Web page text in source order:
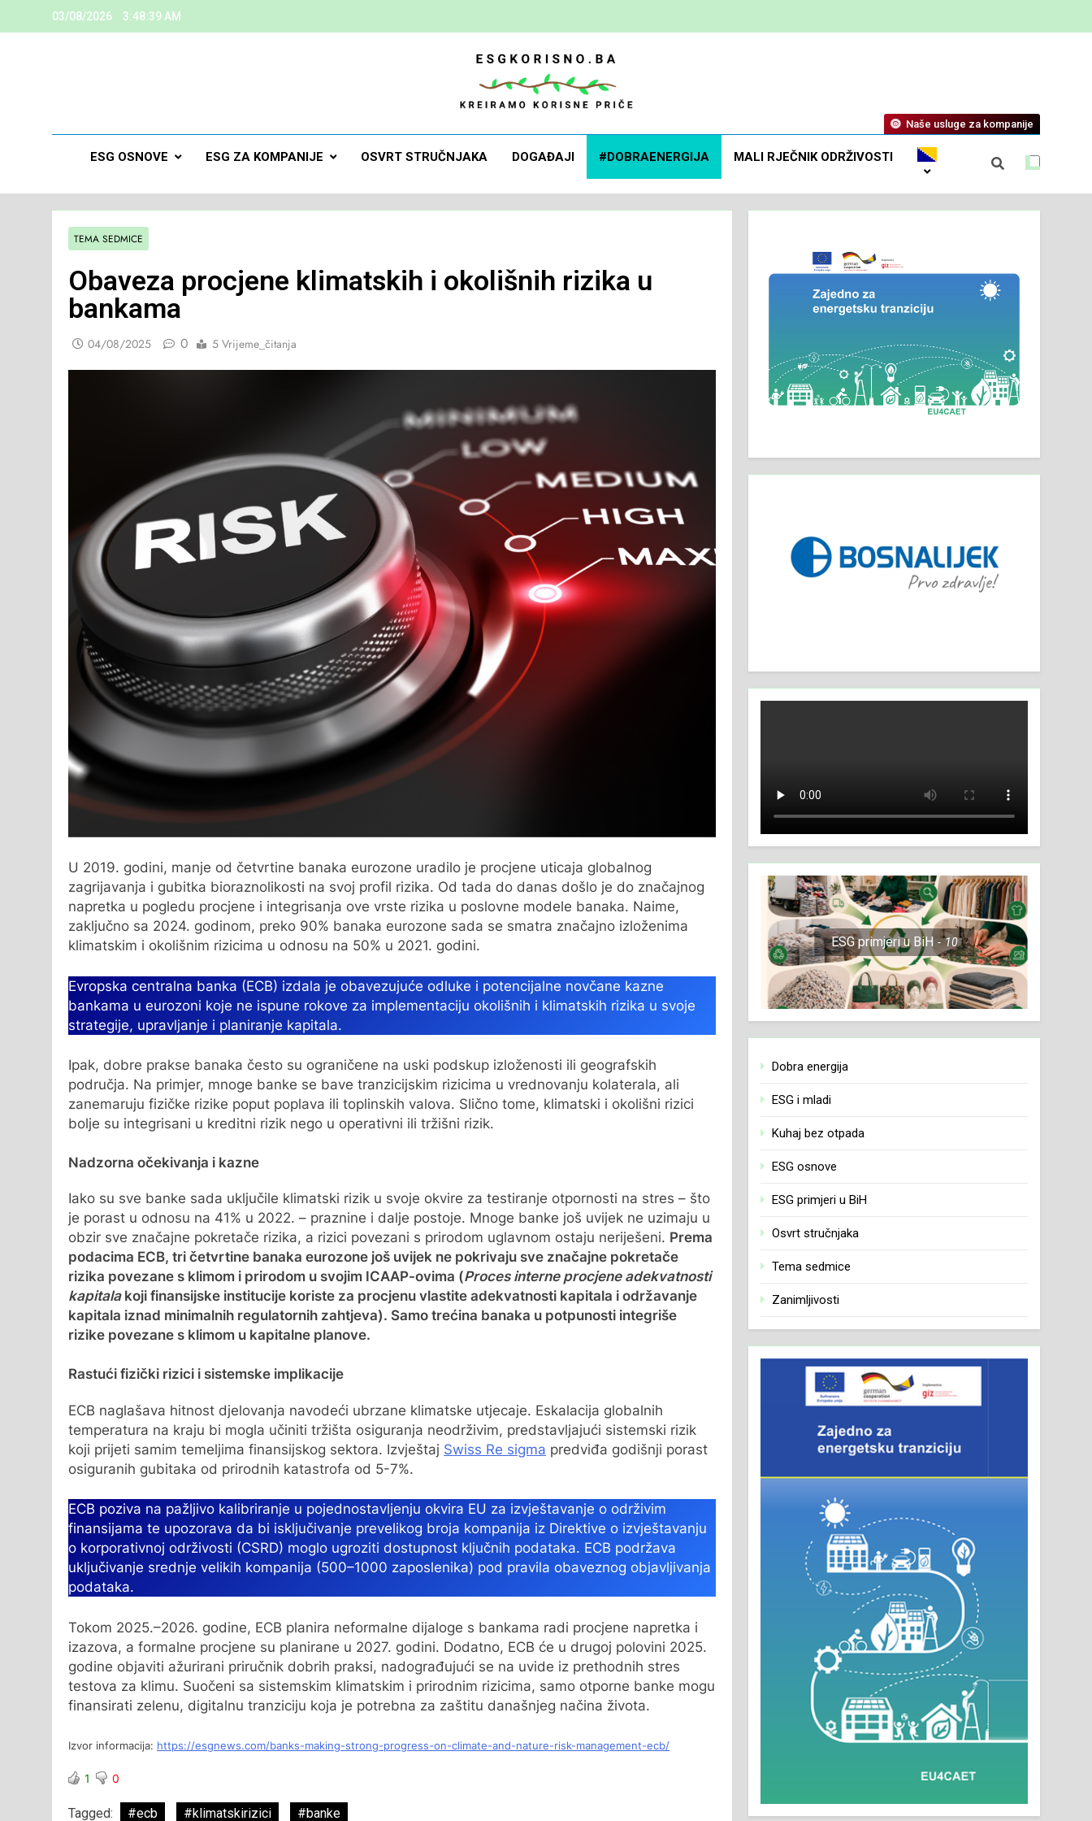
03/08/2026 3:48:40 AM
ESG Korisno
Kreiramo Korisne Priče
ESG OSNOVE ESG ZA KOMPANIJE OSVRT STRUČNJAKA DOGAĐAJI #DOBRAENERGIJA MALI RJEČNIK ODRŽIVOSTI
Naše usluge za kompanije
TEMA SEDMICE
Obaveza procjene klimatskih i okolišnih rizika u
bankama
04/08/2025 0 5 Vrijeme_čitanja
U 2019. godini, manje od četvrtine banaka eurozone uradilo je procjene uticaja globalnog
zagrijavanja i gubitka bioraznolikosti na svoj profil rizika. Od tada do danas došlo je do značajnog
napretka u pogledu procjene i integrisanja ove vrste rizika u poslovne modele banaka. Naime,
zaključno sa 2024. godinom, preko 90% banaka eurozone sada se smatra značajno izloženima
klimatskim i okolišnim rizicima u odnosu na 50% u 2021. godini.
Evropska centralna banka (ECB) izdala je obavezujuće odluke i potencijalne novčane kazne
bankama u eurozoni koje ne ispune rokove za implementaciju okolišnih i klimatskih rizika u svoje
strategije, upravljanje i planiranje kapitala.
Ipak, dobre prakse banaka često su ograničene na uski podskup izloženosti ili geografskih
područja. Na primjer, mnoge banke se bave tranzicijskim rizicima u vrednovanju kolaterala, ali
zanemaruju fizičke rizike poput poplava ili toplinskih valova. Slično tome, klimatski i okolišni rizici
bolje su integrisani u kreditni rizik nego u operativni ili tržišni rizik.
Nadzorna očekivanja i kazne
Iako su sve banke sada uključile klimatski rizik u svoje okvire za testiranje otpornosti na stres – što
je porast u odnosu na 41% u 2022. – praznine i dalje postoje. Mnoge banke još uvijek ne uzimaju u
obzir sve značajne pokretače rizika, a rizici povezani s prirodom uglavnom ostaju neriješeni. Prema
podacima ECB, tri četvrtine banaka eurozone još uvijek ne pokrivaju sve značajne pokretače
rizika povezane s klimom i prirodom u svojim ICAAP-ovima (Proces interne procjene adekvatnosti
kapitala koji finansijske institucije koriste za procjenu vlastite adekvatnosti kapitala i održavanje
kapitala iznad minimalnih regulatornih zahtjeva). Samo trećina banaka u potpunosti integriše
rizike povezane s klimom u kapitalne planove.
Rastući fizički rizici i sistemske implikacije
ECB naglašava hitnost djelovanja navodeći ubrzane klimatske utjecaje. Eskalacija globalnih
temperatura na kraju bi mogla učiniti tržišta osiguranja neodrživim, predstavljajući sistemski rizik
koji prijeti samim temeljima finansijskog sektora. Izvještaj Swiss Re sigma predviđa godišnji porast
osiguranih gubitaka od prirodnih katastrofa od 5-7%.
ECB poziva na pažljivo kalibriranje u pojednostavljenju okvira EU za izvještavanje o održivim
finansijama te upozorava da bi isključivanje prevelikog broja kompanija iz Direktive o izvještavanju
o korporativnoj održivosti (CSRD) moglo ugroziti dostupnost ključnih podataka. ECB podržava
uključivanje srednje velikih kompanija (500–1000 zaposlenika) pod pravila obaveznog objavljivanja
podataka.
Tokom 2025.–2026. godine, ECB planira neformalne dijaloge s bankama radi procjene napretka i
izazova, a formalne procjene su planirane u 2027. godini. Dodatno, ECB će u drugoj polovini 2025.
godine objaviti ažurirani priručnik dobrih praksi, nadograđujući se na uvide iz prethodnih stres
testova za klimu. Suočeni sa sistemskim klimatskim i prirodnim rizicima, samo otporne banke mogu
finansirati zelenu, digitalnu tranziciju koja je potrebna za zaštitu današnjeg načina života.
Izvor informacija: https://esgnews.com/banks-making-strong-progress-on-climate-and-nature-risk-management-ecb/
1 0
Tagged: #ecb #klimatskirizici #banke
ESG primjeri u BiH 10
Dobra energija
ESG i mladi
Kuhaj bez otpada
ESG osnove
ESG primjeri u BiH
Osvrt stručnjaka
Tema sedmice
Zanimljivosti